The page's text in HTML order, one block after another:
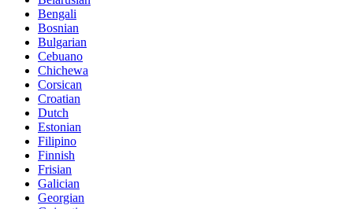
Bengali
Bosnian
Bulgarian
Cebuano
Chichewa
Corsican
Croatian
Dutch
Estonian
Filipino
Finnish
Frisian
Galician
Georgian